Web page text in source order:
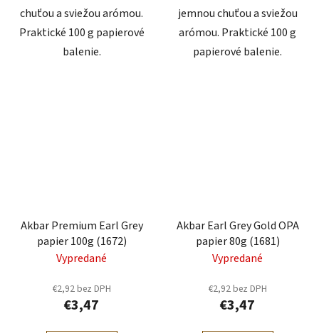
chuťou a sviežou arómou.
Praktické 100 g papierové
balenie.
jemnou chuťou a sviežou
arómou. Praktické 100 g
papierové balenie.
Akbar Premium Earl Grey
papier 100g (1672)
Vypredané
€2,92 bez DPH
€3,47
Akbar Earl Grey Gold OPA
papier 80g (1681)
Vypredané
€2,92 bez DPH
€3,47